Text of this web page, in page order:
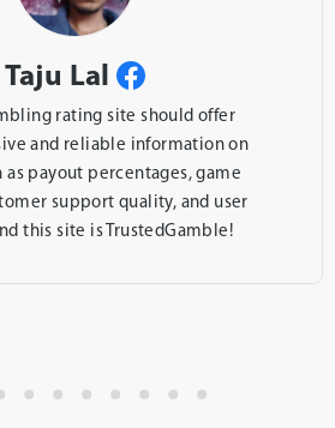
Taju Lal
rating site should offer
and reliable information on
as payout percentages, game
support quality, and user
this site is TrustedGamble!